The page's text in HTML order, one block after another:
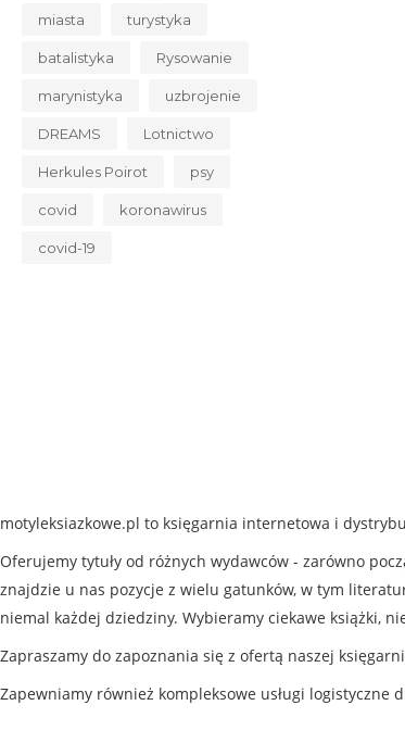
miasta turystyka
batalistyka Rysowanie
marynistyka uzbrojenie
DREAMS Lotnictwo
Herkules Poirot psy
covid koronawirus
covid-19
motyleksiazkowe.pl to księgarnia internetowa i
Oferujemy tytuły od różnych wydawców - zarówno
znajdzie u nas pozycje z wielu gatunków, w tym
niemal każdej dziedziny. Wybieramy ciekawe książki,
Zapraszamy do zapoznania się z ofertą naszej
Zapewniamy również kompleksowe usługi logistyczne